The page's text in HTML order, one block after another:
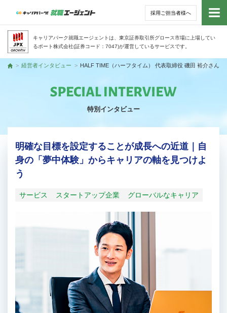
採用ご担当者様へ
キャリアパーク就職エージェントは、東京証券取引所グロース市場に上場してい
るポート株式会社(証券コード：7047)が運営しているサービスです。
トッ
サー
トップ
経営者インタビュー HALF TIME（ハーフタイム） 代表取締役 磯田 裕介さん
特別インタビュー
明確な目標を設定することが成長への近道｜自
身の「夢中体験」からキャリアの軸を見つけよ
う
サービス スタートアップ企業 グローバルなキャリア